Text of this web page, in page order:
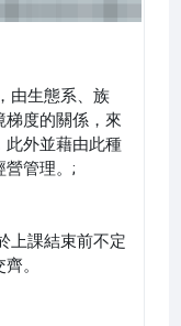
由生態系、族
梯度的關係，來
此外並藉由此種
營管理。;
上課結束前不定
。